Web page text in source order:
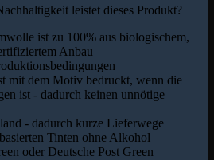
leistet dieses Produkt?
ist zu 100% aus biologischem,
Anbau
mit dem Motiv bedruckt, wenn die
ist - dadurch keinen unnötige
- dadurch kurze Lieferwege
Tinten ohne Alkohol
oder Deutsche Post Green